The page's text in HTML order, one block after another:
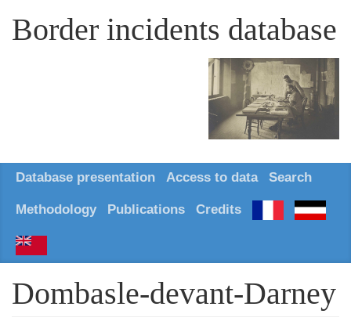
Border incidents database
Database presentation Access to data Search
Methodology Publications Credits
Dombasle-devant-Darney